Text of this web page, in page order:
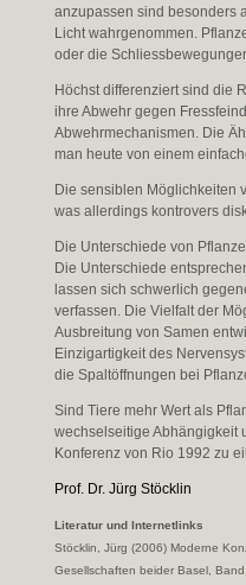
anzupassen sind besonders
Licht wahrgenommen.
oder die
Höchst differenziert sind die
ihre Abwehr gegen
Abwehrmechanismen. Die
man heute von einem
Die sensiblen Möglichkeiten
was allerdings kontrovers
Die Unterschiede von
Die Unterschiede
lassen sich schwerlich
verfassen. Die Vielfalt der
Ausbreitung von Samen
Einzigartigkeit des
die Spaltöffnungen bei
Sind Tiere mehr Wert als
wechselseitige Abhängigkeit
Konferenz von Rio 1992 zu
Prof. Dr. Jürg Stöcklin
Literatur und Internetlinks
Stöcklin, Jürg (2006) Moderne
Gesellschaften beider Basel,